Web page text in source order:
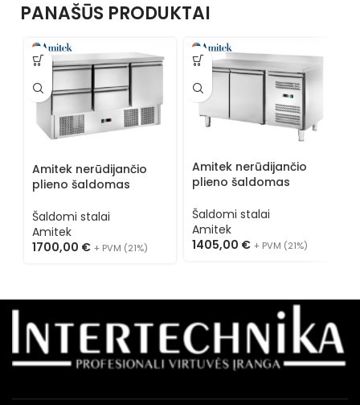
PANAŠŪS PRODUKTAI
Amitek nerūdijančio
plieno šaldomas
Šaldomi stalai
Amitek
1700,00 € + PVM (21%)
Amitek nerūdijančio
plieno šaldomas
Šaldomi stalai
Amitek
1405,00 € + PVM (21%)